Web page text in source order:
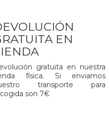
EN
gratuita en nuestra
física. Si enviamos
transporte para
son 7€